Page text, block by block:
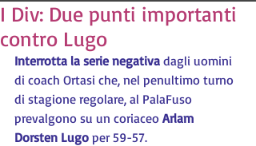
I Div: Due punti importanti
contro Lugo
Interrotta la serie negativa dagli uomini
di coach Ortasi che, nel penultimo turno
di stagione regolare, al PalaFuso
prevalgono su un coriaceo Arlam
Dorsten Lugo per 59-57.